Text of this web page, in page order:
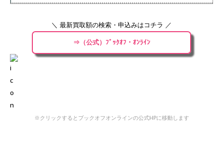
＼ 最新買取額の検索・申込みはコチラ ／
⇒（公式）ﾌﾞｯｸｵﾌ・ｵﾝﾗｲﾝ
※クリックするとブックオフオンラインの公式HPに移動します